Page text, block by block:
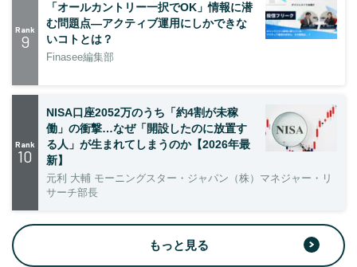
Rank
9
「オールカントリー一択でOK」情報に潜
む問題点―アクティブ運用にしかできな
いコトとは？
Finasee編集部
Rank
10
NISA口座2052万のうち「約4割が未稼
働」の衝撃…なぜ「開設したのに放置す
る人」が生まれてしまうのか【2026年最
新】
元利 大輔 モーニングスター・ジャパン（株）マネジャー・リ
サーチ部長
もっと見る